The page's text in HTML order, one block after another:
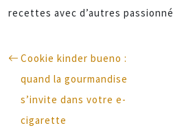
recettes avec d’autres
Cookie kinder bueno :
quand la gourmandise
s’invite dans votre e-
cigarette